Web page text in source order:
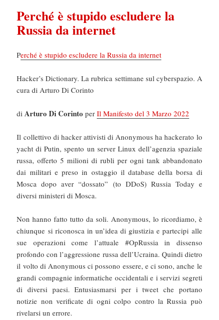
Perché è stupido escludere la
Russia da internet
Perché è stupido escludere la Russia da internet
Hacker’s Dictionary. La rubrica settimane sul cyberspazio. A
cura di Arturo Di Corinto
di Arturo Di Corinto perIl Manifesto del 3 Marzo 2022
Il collettivo di hacker attivisti di Anonymous ha hackerato lo
yacht di Putin, spento un server Linux dell’agenzia spaziale
russa, offerto 5 milioni di rubli per ogni tank abbandonato
dai militari e preso in ostaggio il database della borsa di
Mosca dopo aver “dossato” (to DDoS) Russia Today e
diversi ministeri di Mosca.
Non hanno fatto tutto da soli. Anonymous, lo ricordiamo, è
chiunque si riconosca in un’idea di giustizia e partecipi alle
sue operazioni come l’attuale #OpRussia in dissenso
profondo con l’aggressione russa dell’Ucraina. Quindi dietro
il volto di Anonymous ci possono essere, e ci sono, anche le
grandi compagnie informatiche occidentali e i servizi segreti
di diversi paesi. Entusiasmarsi per i tweet che portano
notizie non verificate di ogni colpo contro la Russia può
rivelarsi un errore.